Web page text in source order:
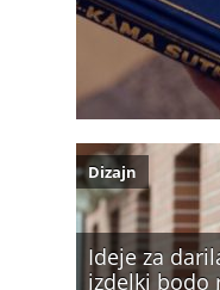
Ideje za
izdelki bodo
Dizajn